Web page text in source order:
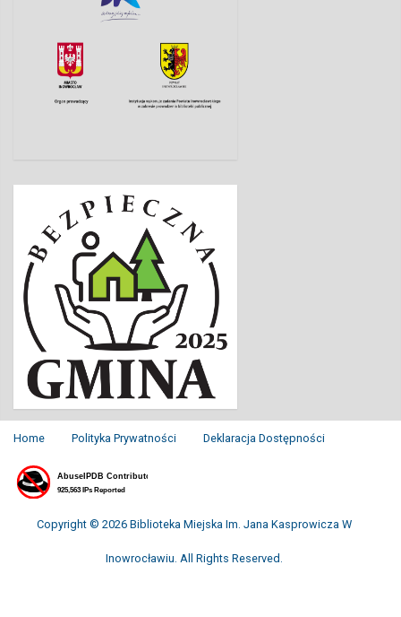
Home Polityka Prywatności Deklaracja Dostępności
Copyright © 2026 Biblioteka Miejska Im. Jana Kasprowicza W
Inowrocławiu. All Rights Reserved.